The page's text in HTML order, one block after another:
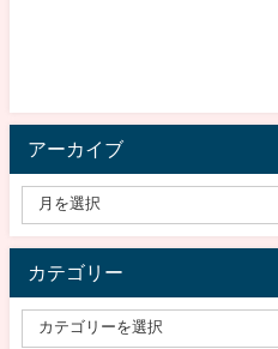
アーカイブ
カテゴリー